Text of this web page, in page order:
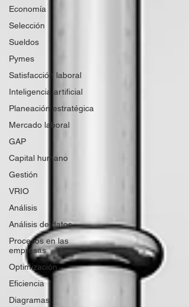
Economía
Selección
Sueldos
Pymes
Satisfacción laboral
Inteligencia artificial
Planeación estratégica
Mercado laboral
GAP
Capital humano
Gestión
VRIO
Análisis
Análisis de datos
Procesos en las
empresas
Optimización
Eficiencia
Diagramas